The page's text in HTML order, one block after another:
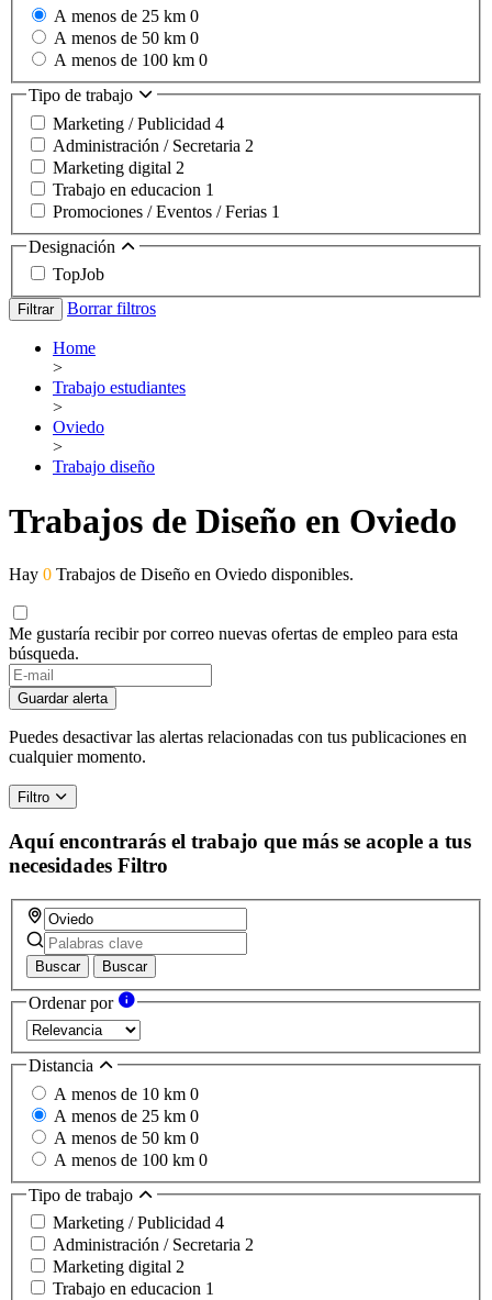
A menos de 25 km 0
A menos de 50 km 0
A menos de 100 km 0
Tipo de trabajo
Marketing / Publicidad 4
Administración / Secretaria 2
Marketing digital 2
Trabajo en educacion 1
Promociones / Eventos / Ferias 1
Designación
TopJob
Filtrar Borrar filtros
Home
>
Trabajo estudiantes
>
Oviedo
>
Trabajo diseño
Trabajos de Diseño en Oviedo
Hay 0 Trabajos de Diseño en Oviedo disponibles.
Me gustaría recibir por correo nuevas ofertas de empleo para esta
búsqueda.
Guardar alerta
Puedes desactivar las alertas relacionadas con tus publicaciones en
cualquier momento.
Filtro
Aquí encontrarás el trabajo que más se acople a tus
necesidades Filtro
Buscar Buscar
Ordenar por
Distancia
A menos de 10 km 0
A menos de 25 km 0
A menos de 50 km 0
A menos de 100 km 0
Tipo de trabajo
Marketing / Publicidad 4
Administración / Secretaria 2
Marketing digital 2
Trabajo en educacion 1